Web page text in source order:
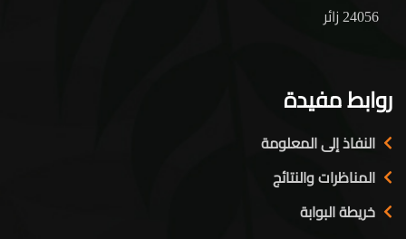
24056 زائر
روابط مفيدة
النفاذ إلى المعلومة
المناظرات والنتائج
خريطة البوابة